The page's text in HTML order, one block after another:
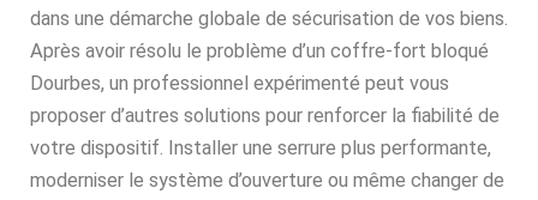
dans une démarche globale de sécurisation de vos biens.
Après avoir résolu le problème d’un coffre-fort bloqué
Dourbes, un professionnel expérimenté peut vous
proposer d’autres solutions pour renforcer la fiabilité de
votre dispositif. Installer une serrure plus performante,
moderniser le système d’ouverture ou même changer de